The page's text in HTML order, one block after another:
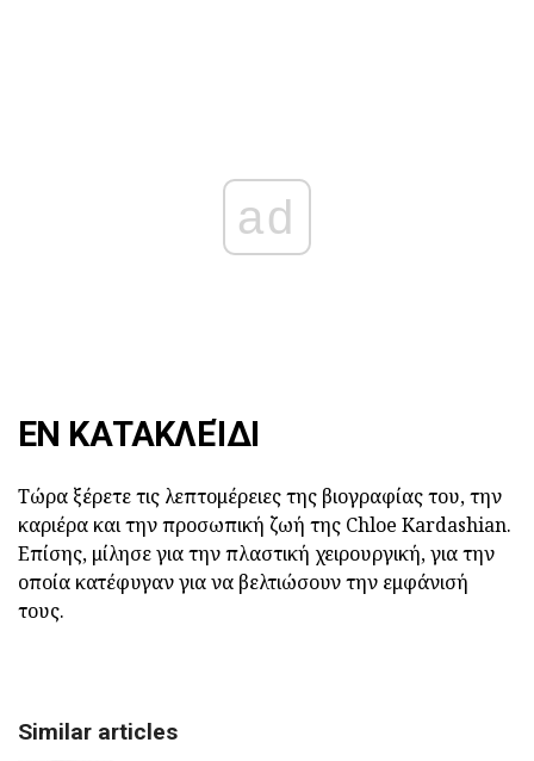
ad
ΕΝ ΚΑΤΑΚΛΕΊΔΙ
Τώρα ξέρετε τις λεπτομέρειες της βιογραφίας του, την
καριέρα και την προσωπική ζωή της Chloe Kardashian.
Επίσης, μίλησε για την πλαστική χειρουργική, για την
οποία κατέφυγαν για να βελτιώσουν την εμφάνισή
τους.
Similar articles